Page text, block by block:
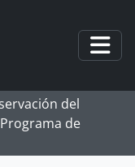
del
de